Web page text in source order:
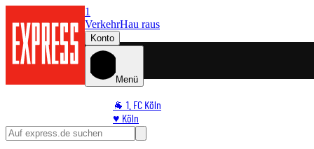
1
VerkehrHau raus
Konto
Menü
🐐 1. FC Köln
♥️ Köln
⭐ Promi